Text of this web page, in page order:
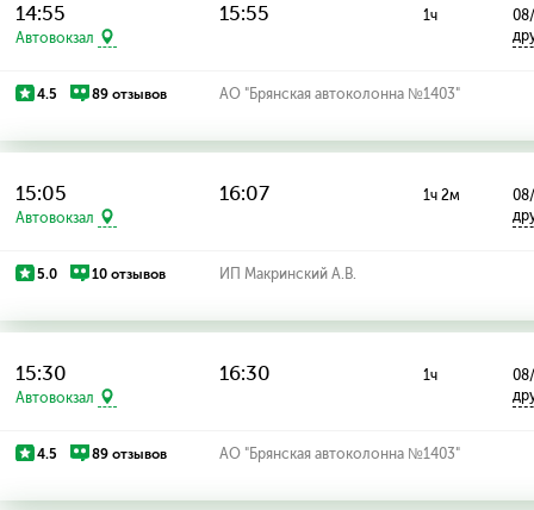
14:55
Автовокзал
15:55 1ч
4.5 89 отзывов АО "Брянская автоколонна №1403"
15:05
Автовокзал
16:07 1ч 2м
5.0 10 отзывов ИП Макринский А.В.
15:30
Автовокзал
16:30 1ч
4.5 89 отзывов АО "Брянская автоколонна №1403"